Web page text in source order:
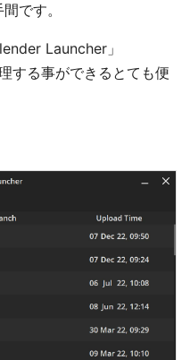
です。
Launcher」
する事ができるとても便